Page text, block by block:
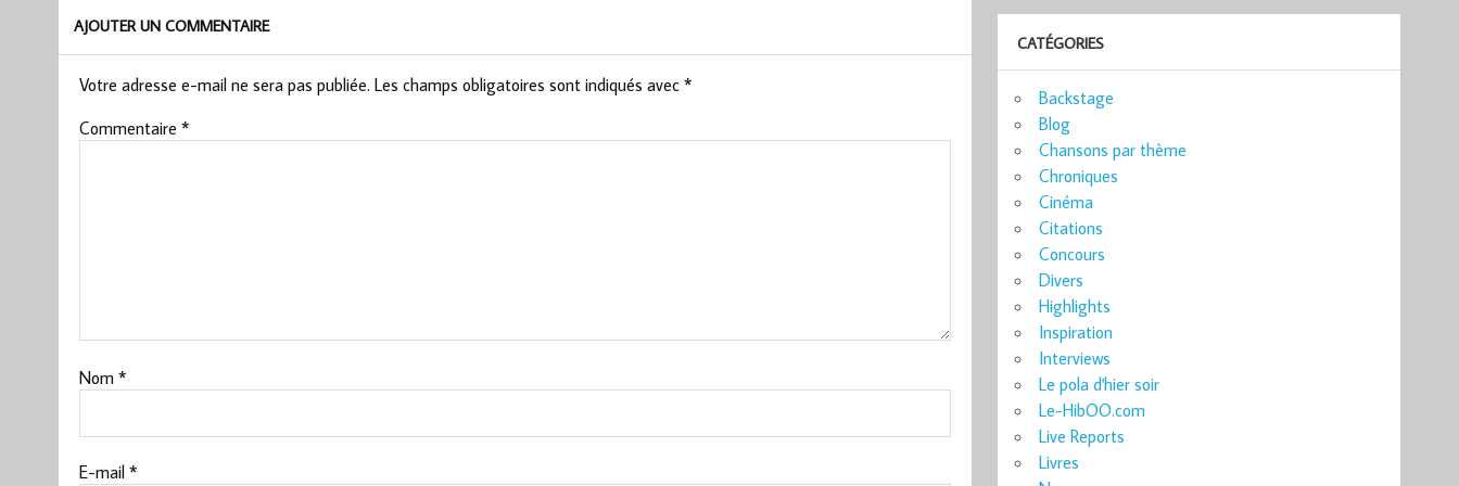
AJOUTER UN COMMENTAIRE
Votre adresse e-mail ne sera pas publiée. Les champs obligatoires sont indiqués avec *
Commentaire *
Nom *
E-mail *
CATÉGORIES
Backstage
Blog
Chansons par thème
Chroniques
Cinéma
Citations
Concours
Divers
Highlights
Inspiration
Interviews
Le pola d'hier soir
Le-HibOO.com
Live Reports
Livres